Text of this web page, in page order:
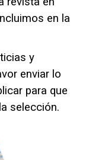
en la
y
enviar lo
para que
selección.